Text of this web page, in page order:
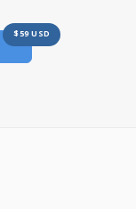
$59 USD